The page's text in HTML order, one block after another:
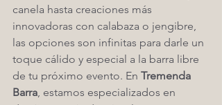
canela hasta creaciones más
innovadoras con calabaza o jengibre,
las opciones son infinitas para darle un
toque cálido y especial a la barra libre
de tu próximo evento. En Tremenda
Barra, estamos especializados en